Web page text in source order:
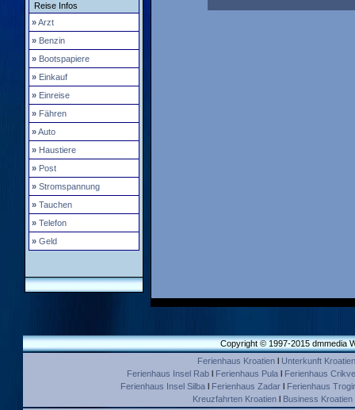
Reise Infos
»Arzt
» Benzin
» Bootspapiere
» Einkauf
» Einreise
» Fähren
»Auto
» Haustiere
» Post
» Stromspannung
» Tauchen
» Telefon
» Geld
Copyright © 1997-2015 dmmedia
Ferienhaus Kroatien l Unterkunft Kroatien
Ferienhaus Insel Rabl Ferienhaus Pulal Ferienhaus
Ferienhaus Insel Silbal Ferienhaus Zadarl Ferienhaus
Kreuzfahrten Kroatienl Business Kroatien